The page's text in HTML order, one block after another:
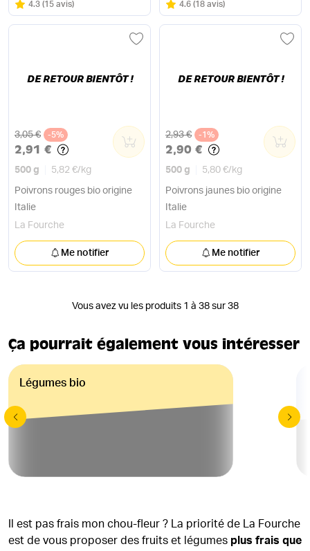
Note
4.3 sur 5
(15 avis) Note
4.6 sur 5
(18 avis)
Ancien prix
3,05 € -5%
2,91 €
500 g 5,82 €/ kg
Poivrons rouges bio origine
Italie
0
La Fourche
DE RETOUR BIENTÔT !
Me notifier
Ancien prix
2,93 € -1%
2,90 €
500 g 5,80 €/ kg
Poivrons jaunes bio origine
Italie
0
La Fourche
DE RETOUR BIENTÔT !
Me notifier
Vous avez vu les produits 1 à 38 sur 38
Ça pourrait également vous intéresser
Légumes bio
Il est pas frais mon chou-fleur ? La priorité de La Fourche
est de vous proposer des fruits et légumes plus frais que